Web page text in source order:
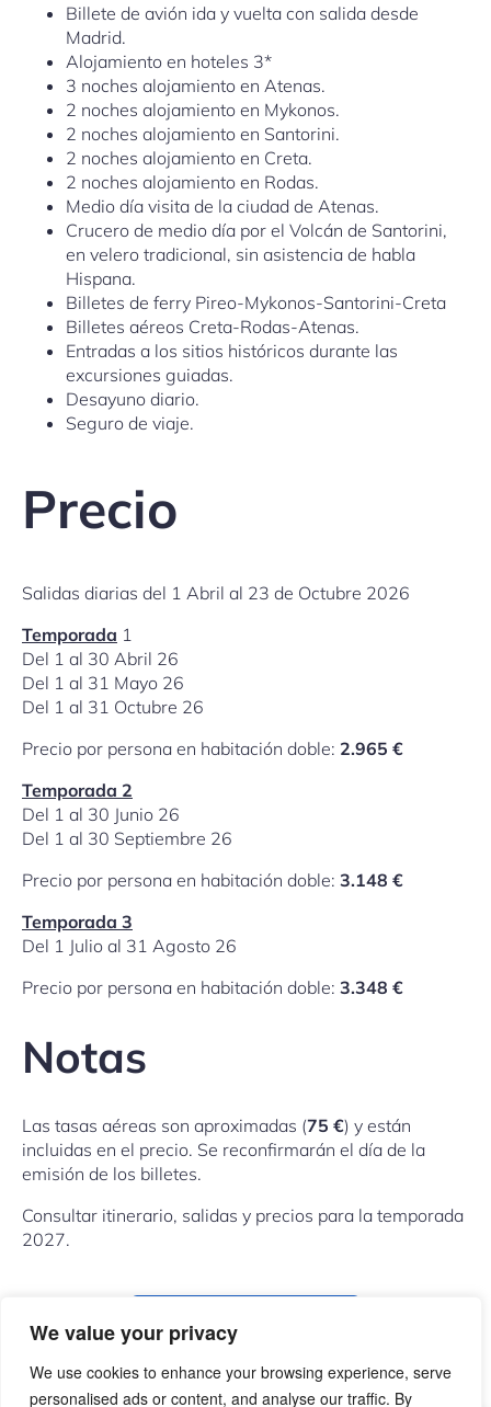
We value your privacy
We use cookies to enhance your browsing experience, serve
personalised ads or content, and analyse our traffic. By
Billete de avión ida y vuelta con salida desde
Madrid.
Alojamiento en hoteles 3*
3 noches alojamiento en Atenas.
2 noches alojamiento en Mykonos.
2 noches alojamiento en Santorini.
2 noches alojamiento en Creta.
2 noches alojamiento en Rodas.
Medio día visita de la ciudad de Atenas.
Crucero de medio día por el Volcán de Santorini,
en velero tradicional, sin asistencia de habla
Hispana.
Billetes de ferry Pireo-Mykonos-Santorini-Creta
Billetes aéreos Creta-Rodas-Atenas.
Entradas a los sitios históricos durante las
excursiones guiadas.
Desayuno diario.
Seguro de viaje.
Precio
Salidas diarias del 1 Abril al 23 de Octubre 2026
Temporada 1
Del 1 al 30 Abril 26
Del 1 al 31 Mayo 26
Del 1 al 31 Octubre 26
Precio por persona en habitación doble: 2.965 €
Temporada 2
Del 1 al 30 Junio 26
Del 1 al 30 Septiembre 26
Precio por persona en habitación doble: 3.148 €
Temporada 3
Del 1 Julio al 31 Agosto 26
Precio por persona en habitación doble: 3.348 €
Notas
Las tasas aéreas son aproximadas (75 €) y están
incluidas en el precio. Se reconfirmarán el día de la
emisión de los billetes.
Consultar itinerario, salidas y precios para la temporada
2027.